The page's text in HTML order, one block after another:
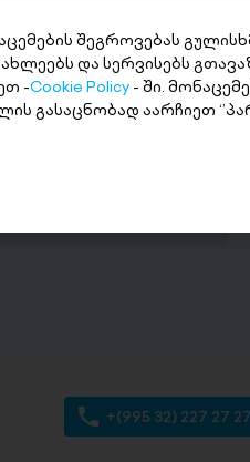
მიღება 2
სასურველ ანგარიშზე
+(995 32) 227 27 27
შეგროვებას
და სერვისებს
-Cookie Policy - ში.
გასაცნობად აარჩიეთ